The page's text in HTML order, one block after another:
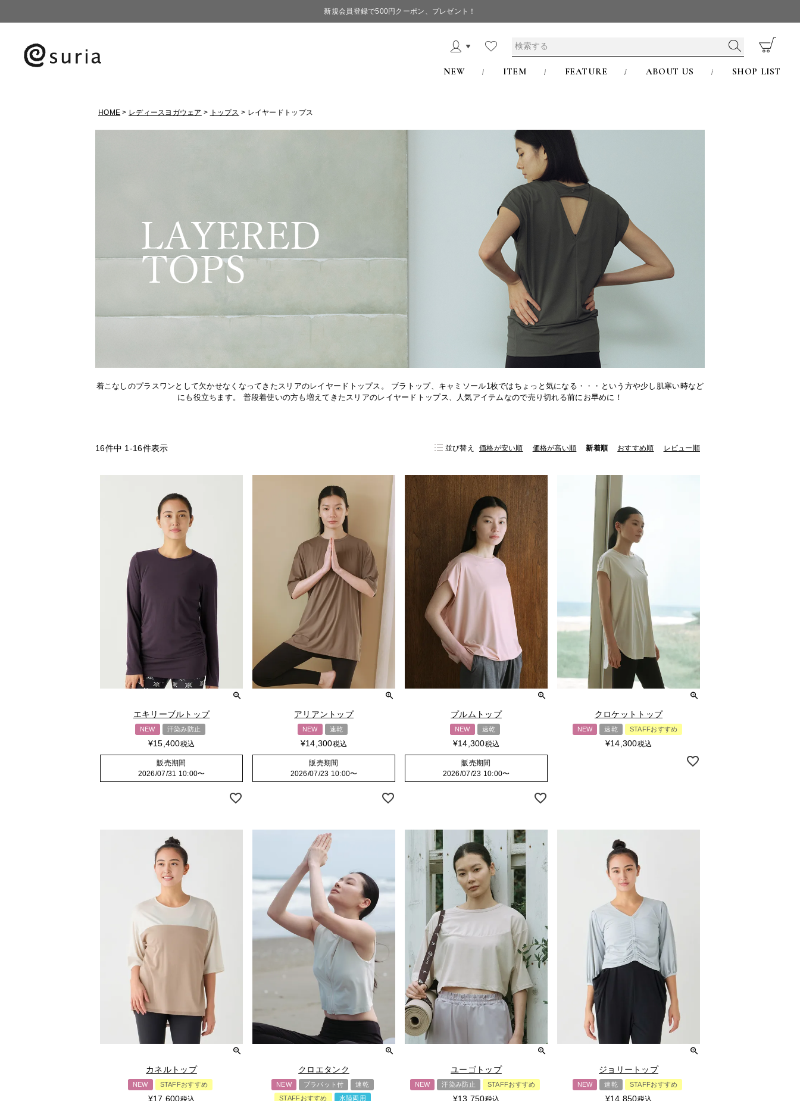
新規会員登録で500円クーポン、プレゼント！
NEW ITEM FEATURE ABOUT US SHOP LIST
HOME レディースヨガウェア トップス レイヤードトップス
着こなしのプラスワンとして欠かせなくなってきたスリアのレイヤードトップス。 ブラトップ、キャミソール1枚ではちょっと気になる・・・という方や少し肌寒い時など
にも役立ちます。 普段着使いの方も増えてきたスリアのレイヤードトップス、人気アイテムなので売り切れる前にお早めに！
並び替え 価格が安い順 価格が高い順 新着順 おすすめ順 レビュー順
16件中 1 -16件表示
エキリーブルトップ
NEW 汗染み防止
¥15,400税込
販売期間
2026/07/31 10:00〜
アリアントップ
NEW 速乾
¥14,300税込
販売期間
2026/07/23 10:00〜
プルムトップ
NEW 速乾
¥14,300税込
販売期間
2026/07/23 10:00〜
クロケットトップ
NEW 速乾 STAFFおすすめ
¥14,300税込
カネルトップ
NEW STAFFおすすめ
¥17,600税込
クロエタンク
NEW ブラパット付
速乾
STAFFおすすめ
水陸両用
ユーゴトップ
NEW 汗染み防止 STAFFおすすめ
¥13,750税込
ジョリートップ
NEW 速乾 STAFFおすすめ
¥14,850税込